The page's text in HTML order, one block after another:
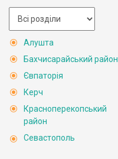
Алушта
Бахчисарайський район
Євпаторія
Керч
Красноперекопський
район
Севастополь